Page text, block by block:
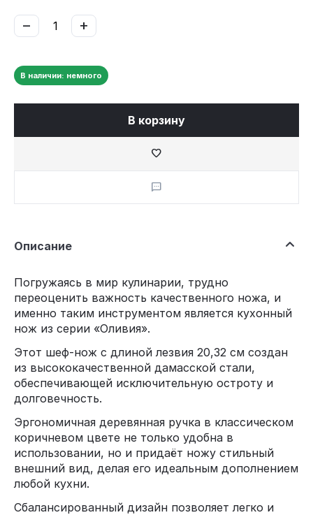
+
−
В наличии: немного
В корзину
Описание
Погружаясь в мир кулинарии, трудно
переоценить важность качественного ножа, и
именно таким инструментом является кухонный
нож из серии «Оливия».
Этот шеф-нож с длиной лезвия 20,32 см создан
из высококачественной дамасской стали,
обеспечивающей исключительную остроту и
долговечность.
Эргономичная деревянная ручка в классическом
коричневом цвете не только удобна в
использовании, но и придаёт ножу стильный
внешний вид, делая его идеальным дополнением
любой кухни.
Сбалансированный дизайн позволяет легко и